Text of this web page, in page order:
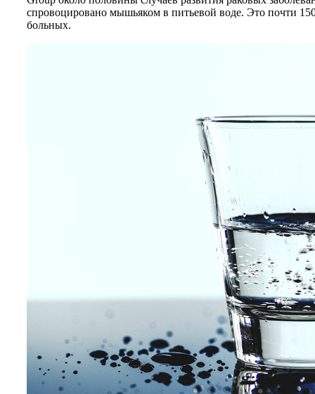
спровоцировано мышьяком в питьевой воде. Это почти
больных.